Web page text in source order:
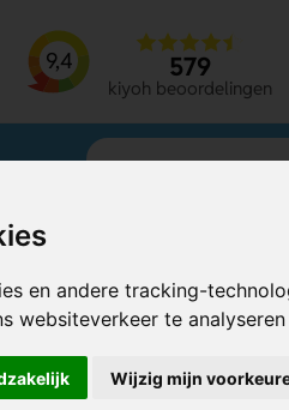
en andere tracking-
websiteverkeer te
Wijzig mijn
9,4 579
kiyoh beoordelingen
Sover
Sover